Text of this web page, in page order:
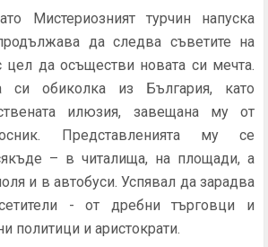
Мистериозният турчин напуска
да следва съветите на
цел да осъществи новата си мечта.
си обиколка из България, като
илюзия, завещана му от
Представленията му се
– в читалища, на площади, а
и в автобуси. Успявал да зарадва
- от дребни търговци и
политици и аристократи.